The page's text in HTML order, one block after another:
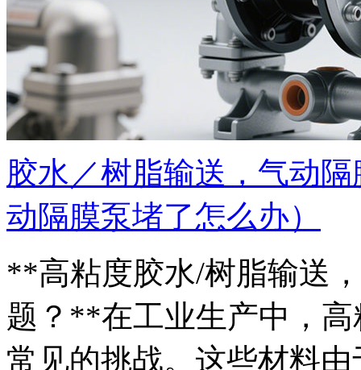
胶水／树脂输送，气动
动隔膜泵堵了怎么办）
**高粘度胶水/树脂输送
题？**在工业生产中，
常见的挑战。这些材料